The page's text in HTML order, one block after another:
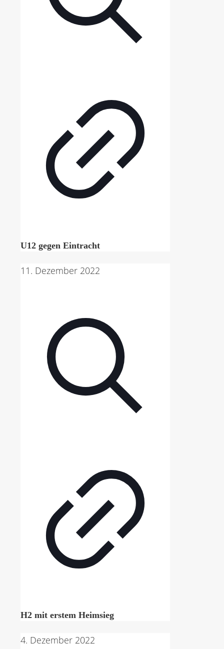
U12 gegen Eintracht
11. Dezember 2022
H2 mit erstem Heimsieg
4. Dezember 2022